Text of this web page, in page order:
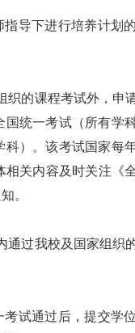
导下进行培养计划
的课程考试外，申
统一考试（所有学
）。该考试国家每
关内容及时关注《
。
过我校及国家组织
试通过后，提交学